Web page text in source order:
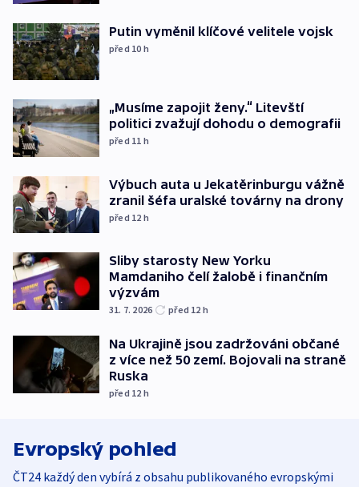
Putin vyměnil klíčové velitele vojsk
před 10 h
„Musíme zapojit ženy.“ Litevští
politici zvažují dohodu o demografii
před 11 h
Výbuch auta u Jekatěrinburgu vážně
zranil šéfa uralské továrny na drony
před 12 h
Sliby starosty New Yorku
Mamdaniho čelí žalobě i finančním
výzvám
31. 7. 2026 před 12 h
Na Ukrajině jsou zadržováni občané
z více než 50 zemí. Bojovali na straně
Ruska
před 12 h
Evropský pohled
ČT24 každý den vybírá z obsahu publikovaného evropskými